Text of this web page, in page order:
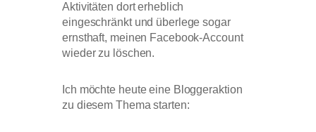
Aktivitäten dort erheblich
eingeschränkt und überlege sogar
ernsthaft, meinen Facebook-Account
wieder zu löschen.
Ich möchte heute eine Bloggeraktion
zu diesem Thema starten: